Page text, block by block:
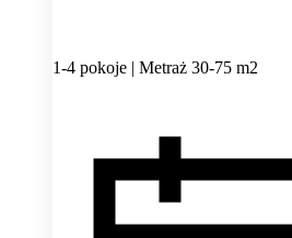
1-4 pokoje | Metraż 30-75 m2